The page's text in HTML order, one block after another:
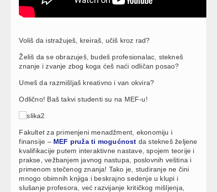
Voliš da istražuješ, kreiraš, učiš kroz rad?
Želiš da se obrazuješ, budeš profesionalac, stekneš
znanje i zvanje zbog koga ćeš naći odličan posao?
Umeš da razmišljaš kreativno i van okvira?
Odlično! Baš takvi studenti su na MEF-u!
Fakultet za primenjeni menadžment, ekonomiju i
finansije – MEF pruža ti mogućnost da stekneš željene
kvalifikacije putem interaktivne nastave, spojem teorije i
prakse, vežbanjem javnog nastupa, poslovnih veština i
primenom stečenog znanja! Tako je, studiranje ne čini
mnogo obimnih knjiga i beskrajno sedenje u klupi i
slušanje profesora, već razvijanje kritičkog mišljenja,